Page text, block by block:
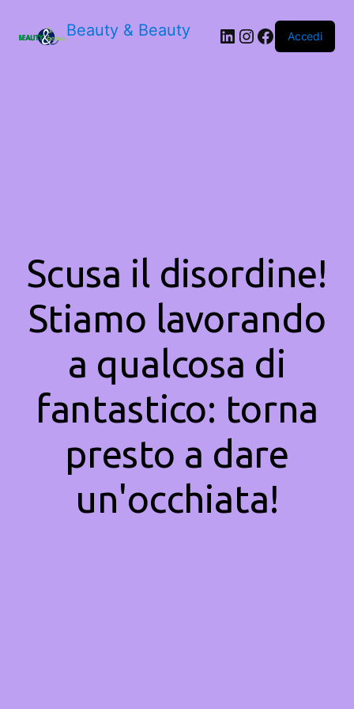
Beauty & Beauty LinkedIn
Instagram
Facebook
Accedi
Scusa il disordine!
Stiamo lavorando
a qualcosa di
fantastico: torna
presto a dare
un'occhiata!